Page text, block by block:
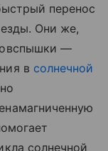
перенос
Они же,
—
в солнечной
солнечной